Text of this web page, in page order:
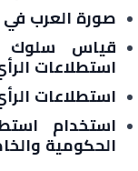
صورة العرب في
قياس سلوك
استطلاعات
استطلاعات
استخدام
الحكومية